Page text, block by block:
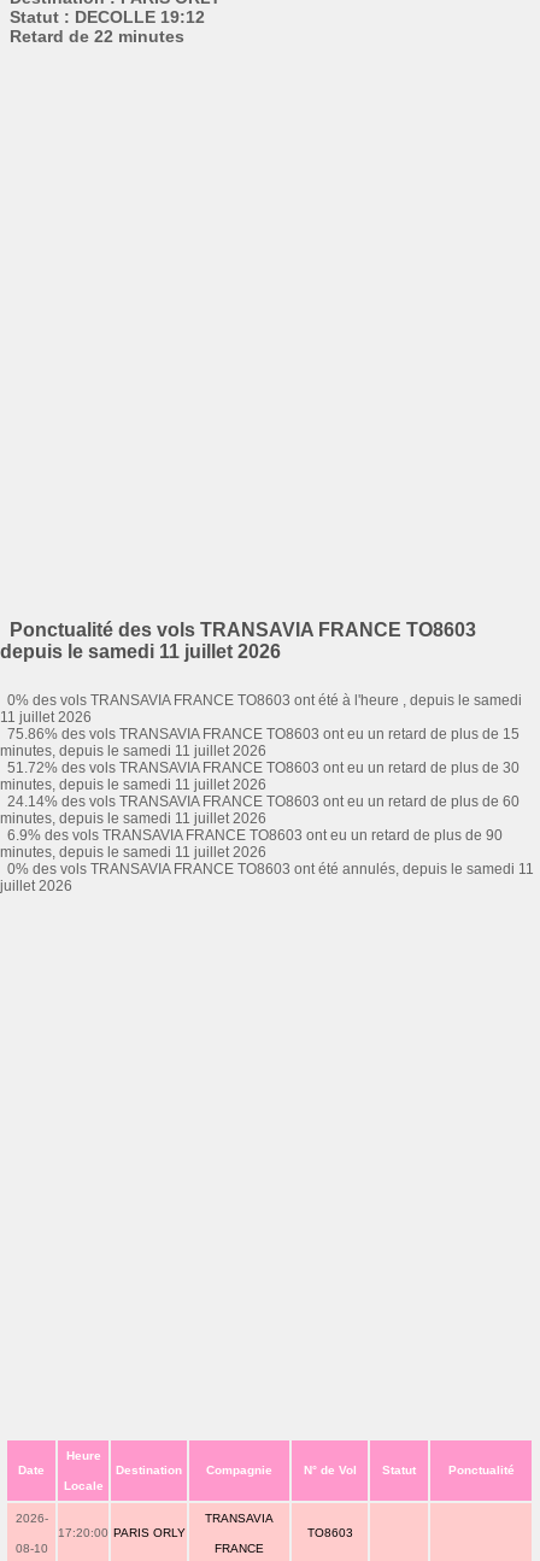
Statut : DECOLLE 19:12
Retard de 22 minutes
Ponctualité des vols TRANSAVIA FRANCE TO8603
depuis le samedi 11 juillet 2026
0% des vols TRANSAVIA FRANCE TO8603 ont été à l'heure , depuis le samedi
11 juillet 2026
75.86% des vols TRANSAVIA FRANCE TO8603 ont eu un retard de plus de 15
minutes, depuis le samedi 11 juillet 2026
51.72% des vols TRANSAVIA FRANCE TO8603 ont eu un retard de plus de 30
minutes, depuis le samedi 11 juillet 2026
24.14% des vols TRANSAVIA FRANCE TO8603 ont eu un retard de plus de 60
minutes, depuis le samedi 11 juillet 2026
6.9% des vols TRANSAVIA FRANCE TO8603 ont eu un retard de plus de 90
minutes, depuis le samedi 11 juillet 2026
0% des vols TRANSAVIA FRANCE TO8603 ont été annulés, depuis le samedi 11
juillet 2026
Date
Heure
Locale
Destination Compagnie N° de Vol Statut Ponctualité
2026-
08-10
17:20:00 PARIS ORLY
TRANSAVIA
FRANCE
TO8603